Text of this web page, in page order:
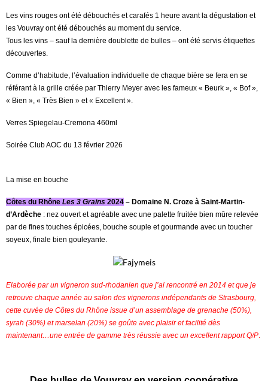
Les vins rouges ont été débouchés et carafés 1 heure avant la dégustation et
les Vouvray ont été débouchés au moment du service.
Tous les vins – sauf la dernière doublette de bulles – ont été servis étiquettes
découvertes.
Comme d’habitude, l’évaluation individuelle de chaque bière se fera en se
référant à la grille créée par Thierry Meyer avec les fameux « Beurk », « Bof »,
« Bien », « Très Bien » et « Excellent ».
Verres Spiegelau-Cremona 460ml
Soirée Club AOC du 13 février 2026
La mise en bouche
Côtes du Rhône Les 3 Grains 2024 – Domaine N. Croze à Saint-Martin-
d’Ardèche : nez ouvert et agréable avec une palette fruitée bien mûre relevée
par de fines touches épicées, bouche souple et gourmande avec un toucher
soyeux, finale bien gouleyante.
Elaborée par un vigneron sud-rhodanien que j’ai rencontré en 2014 et que je
retrouve chaque année au salon des vignerons indépendants de Strasbourg,
cette cuvée de Côtes du Rhône issue d’un assemblage de grenache (50%),
syrah (30%) et marselan (20%) se goûte avec plaisir et facilité dès
maintenant…une entrée de gamme très réussie avec un excellent rapport Q/P.